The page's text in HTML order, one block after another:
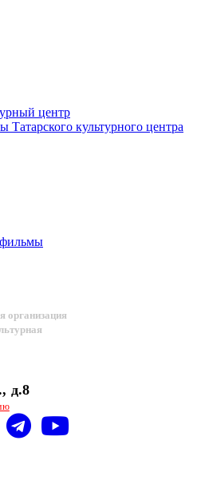
центр
Татарского культурного центра
организация
д.8